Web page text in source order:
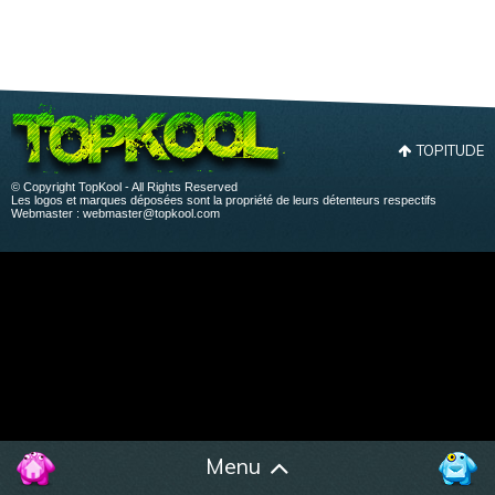
Menu
TOPITUDE
© Copyright TopKool - All Rights Reserved
Les logos et marques déposées sont la propriété de leurs détenteurs respectifs
Webmaster : webmaster@topkool.com